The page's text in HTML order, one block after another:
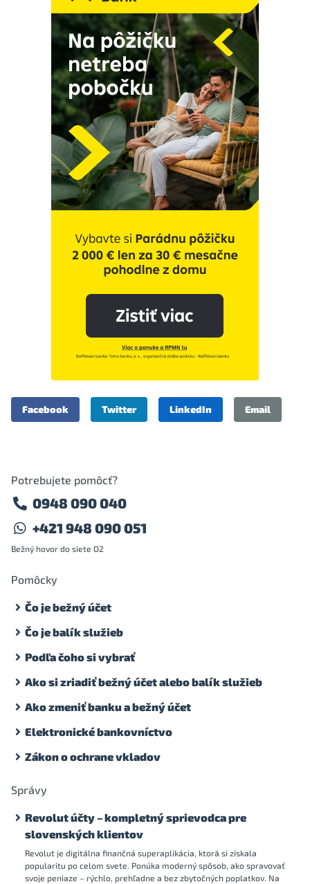
Facebook Twitter LinkedIn Email
Potrebujete pomôcť?
0948 090 040
+421 948 090 051
Bežný hovor do siete O2
Pomôcky
Čo je bežný účet
Čo je balík služieb
Podľa čoho si vybrať
Ako si zriadiť bežný účet alebo balík služieb
Ako zmeniť banku a bežný účet
Elektronické bankovníctvo
Zákon o ochrane vkladov
Správy
Revolut účty – kompletný sprievodca pre
slovenských klientov
Revolut je digitálna finančná superaplikácia, ktorá si získala
popularitu po celom svete. Ponúka moderný spôsob, ako spravovať
svoje peniaze – rýchlo, prehľadne a bez zbytočných poplatkov. Na